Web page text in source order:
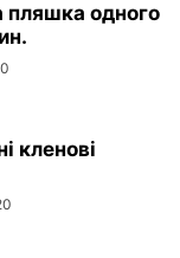
пляшка одного
кленові